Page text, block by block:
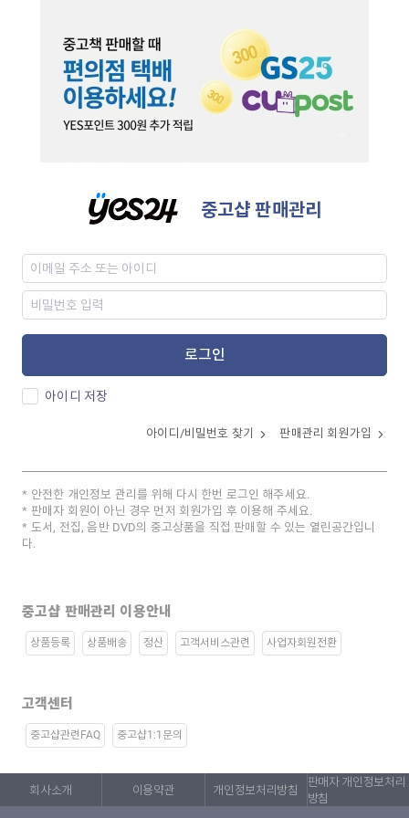
중고샵 판매관리
로그인
아이디 저장
아이디/비밀번호 찾기 판매관리 회원가입
안전한 개인정보 관리를 위해 다시 한번 로그인 해주세요.
판매자 회원이 아닌 경우 먼저 회원가입 후 이용해 주세요.
도서, 전집, 음반 DVD의 중고상품을 직접 판매할 수 있는 열린공간입니
다.
중고샵 판매관리 이용안내
상품등록 상품배송 정산 고객서비스관련 사업자회원전환
고객센터
중고샵관련FAQ 중고샵1:1문의
회사소개 이용약관 개인정보처리방침
판매자 개인정보처리
방침